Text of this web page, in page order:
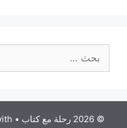
عن:
© 2026 رحلة مع كتاب • Built with